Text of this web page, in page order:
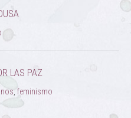
LAS PAZ
, feminismo